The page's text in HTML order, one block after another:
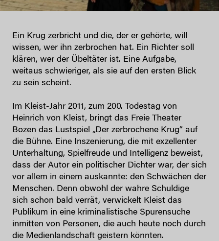
Ein Krug zerbricht und die, der er gehörte, will
wissen, wer ihn zerbrochen hat. Ein Richter soll
klären, wer der Übeltäter ist. Eine Aufgabe,
weitaus schwieriger, als sie auf den ersten Blick
zu sein scheint.
Im Kleist-Jahr 2011, zum 200. Todestag von
Heinrich von Kleist, bringt das Freie Theater
Bozen das Lustspiel „Der zerbrochene Krug“ auf
die Bühne. Eine Inszenierung, die mit exzellenter
Unterhaltung, Spielfreude und Intelligenz beweist,
dass der Autor ein politischer Dichter war, der sich
vor allem in einem auskannte: den Schwächen der
Menschen. Denn obwohl der wahre Schuldige
sich schon bald verrät, verwickelt Kleist das
Publikum in eine kriminalistische Spurensuche
inmitten von Personen, die auch heute noch durch
die Medienlandschaft geistern könnten.